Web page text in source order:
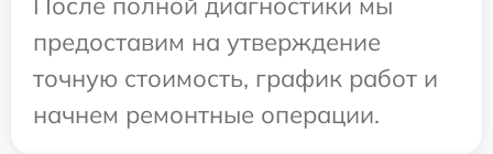
предоставим на утверждение
точную стоимость, график работ и
начнем ремонтные операции.